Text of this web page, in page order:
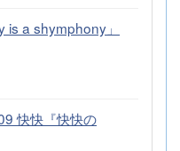
a shymphony」
快快『快快の